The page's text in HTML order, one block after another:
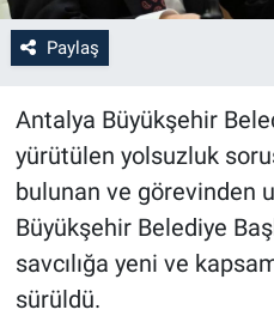
Paylaş
Antalya Büyükşehir
yürütülen yolsuzluk
bulunan ve görevinden
Büyükşehir Belediye
savcılığa yeni ve
sürüldü.